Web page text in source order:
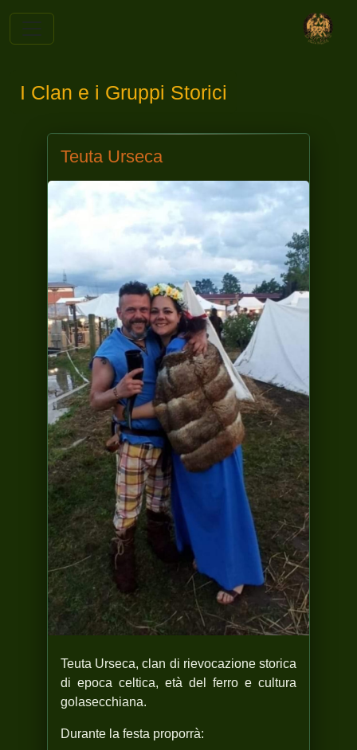
I Clan e i Gruppi Storici
Teuta Urseca
Teuta Urseca, clan di rievocazione storica
di epoca celtica, età del ferro e cultura
golasecchiana.
Durante la festa proporrà: